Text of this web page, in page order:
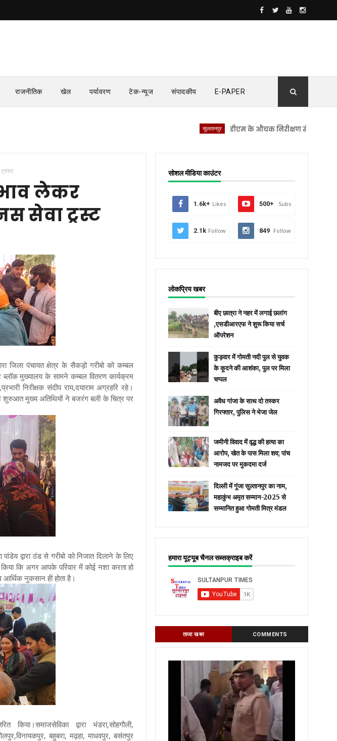
राजनीतिक खेल पर्यावरण टेक-न्यूज संपादकीय E-PAPER
डीएम के औचक निरीक्षण से सीएचसी लंभुआ
लेकर
सेवा ट्रस्ट
जिला पंचायत क्षेत्र के सैकड़ो गरीबो को कम्बल
मुख्यालय के सामने कम्बल वितरण कार्यक्रम
निरीक्षक संदीप राय,दयाराम अग्रहरि रहे।
शुरुआत मुख्य अतिथियों ने बजरंग बली के चित्र पर
द्वारा ठंड से गरीबो को निजात दिलाने के लिए
कि अगर आपके परिवार में कोई नशा करता हो
नुकसान ही होता है।
द्वारा भंडरा,सोहगौली,
बहुबरा, मढ़हा, माधवपुर, बसंतपुर
सोशल मीडिया काउंटर
1.6k+ Likes 500+ Subs
2.1k Follow 849 Follow
लोकप्रिय खबर
बीए छात्रा ने नहर में लगाई छलांग
,एसडीआरएफ ने शुरू किया सर्च
ऑपरेशन
कुड़वार में गोमती नदी पुल से युवक
के कूदने की आशंका, पुल पर मिला
चप्पल
अवैध गांजा के साथ दो तस्कर
गिरफ्तार, पुलिस ने भेजा जेल
जमीनी विवाद में वृद्ध की हत्या का
आरोप, खेत के पास मिला शव; पांच
नामजद पर मुकदमा दर्ज
दिल्ली में गूंजा सुल्तानपुर का नाम,
महाकुंभ अमृत सम्मान-2025 से
सम्मानित हुआ गोमती मित्र मंडल
हमारा यूट्यूब चैनल सब्सक्राइब करें
ताजा खबर COMMENTS